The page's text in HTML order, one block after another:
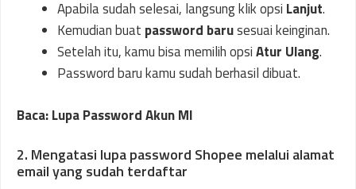
Apabila sudah selesai, langsung klik opsi Lanjut.
Kemudian buat password barusesuai keinginan.
Setelah itu, kamu bisa memilih opsiAtur Ulang.
Password baru kamu sudah berhasil dibuat.
Baca: Lupa Password Akun MI
2. Mengatasi lupa password Shopee melalui alamat
email yang sudah terdaftar